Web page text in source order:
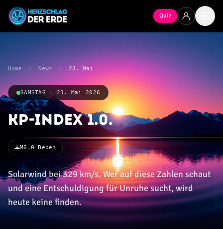
Quiz
Home / News / 23. Mai
SAMSTAG · 23. Mai 2026
KP-Index 1.0.
🌋M6.0 Beben
Solarwind bei 329 km/s. Wer auf diese Zahlen schaut
und eine Entschuldigung für Unruhe sucht, wird
heute keine finden.